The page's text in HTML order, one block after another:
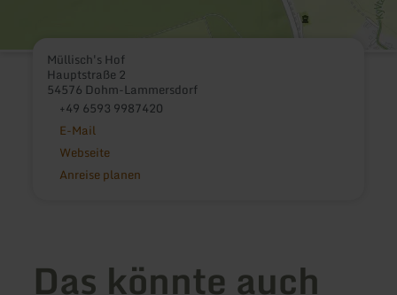
Müllisch's Hof
Hauptstraße 2
54576 Dohm-Lammersdorf
+49 6593 9987420
E-Mail
Webseite
Anreise planen
Das könnte auch